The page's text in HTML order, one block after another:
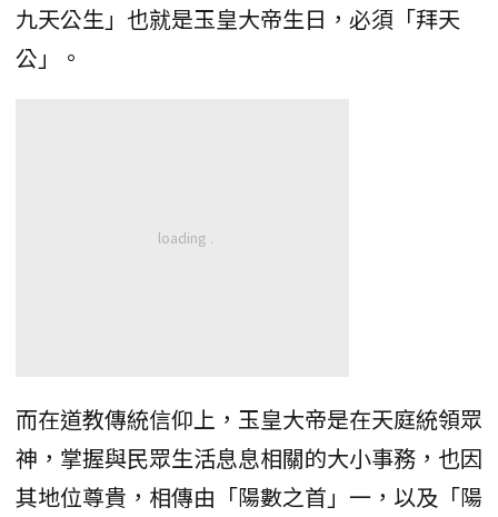
九天公生」也就是玉皇大帝生日，必須「拜天
公」。
而在道教傳統信仰上，玉皇大帝是在天庭統領眾
神，掌握與民眾生活息息相關的大小事務，也因
其地位尊貴，相傳由「陽數之首」一，以及「陽